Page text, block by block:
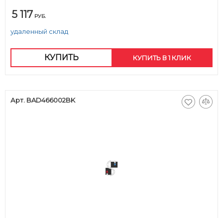
5 117 РУБ.
удаленный склад
КУПИТЬ КУПИТЬ В 1 КЛИК
Арт. BAD466002BK